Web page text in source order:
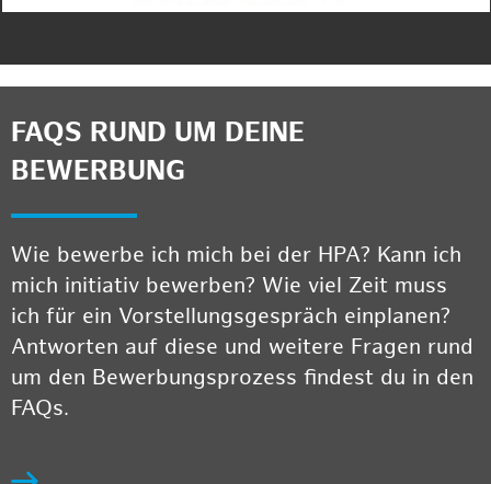
FAQS RUND UM DEINE
BEWERBUNG
Wie bewerbe ich mich bei der HPA? Kann ich
mich initiativ bewerben? Wie viel Zeit muss
ich für ein Vorstellungsgespräch einplanen?
Antworten auf diese und weitere Fragen rund
um den Bewerbungsprozess findest du in den
FAQs.